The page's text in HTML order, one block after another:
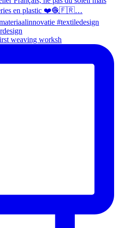
weaving worksh